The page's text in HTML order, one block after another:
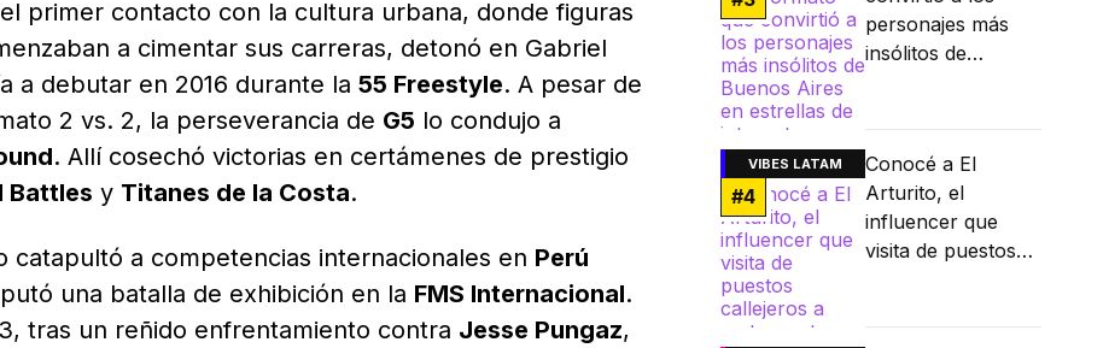
primer contacto con la cultura urbana, donde figuras
a cimentar sus carreras, detonó en Gabriel
a debutar en 2016 durante la 55 Freestyle. A pesar de
2 vs. 2, la perseverancia de G5 lo condujo a
. Allí cosechó victorias en certámenes de prestigio
Battles y Titanes de la Costa.
catapultó a competencias internacionales en Perú
una batalla de exhibición en la FMS Internacional.
tras un reñido enfrentamiento contra Jesse Pungaz,
personajes más
insólitos de
VIBES LATAM
#4
Conocé a El
Arturito, el
influencer que
visita de puestos